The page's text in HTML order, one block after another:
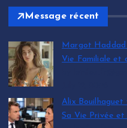
Message récent
Margot Haddad
Vie Familiale et
Alix Bouilhaguet
Sa Vie Privée et